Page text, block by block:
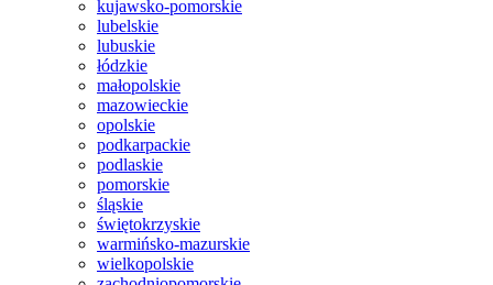
kujawsko-pomorskie
lubelskie
lubuskie
łódzkie
małopolskie
mazowieckie
opolskie
podkarpackie
podlaskie
pomorskie
śląskie
świętokrzyskie
warmińsko-mazurskie
wielkopolskie